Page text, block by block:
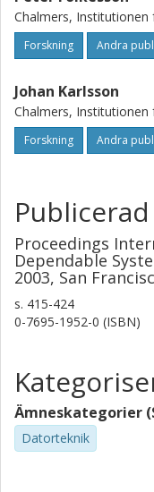
Chalmers,
Forskning Andra
Johan Karlsson
Chalmers,
Forskning Andra
Proceedings
Dependable
2003, San
s. 415-424
0-7695-1952-0 (ISBN)
Ämneskategorier
Datorteknik